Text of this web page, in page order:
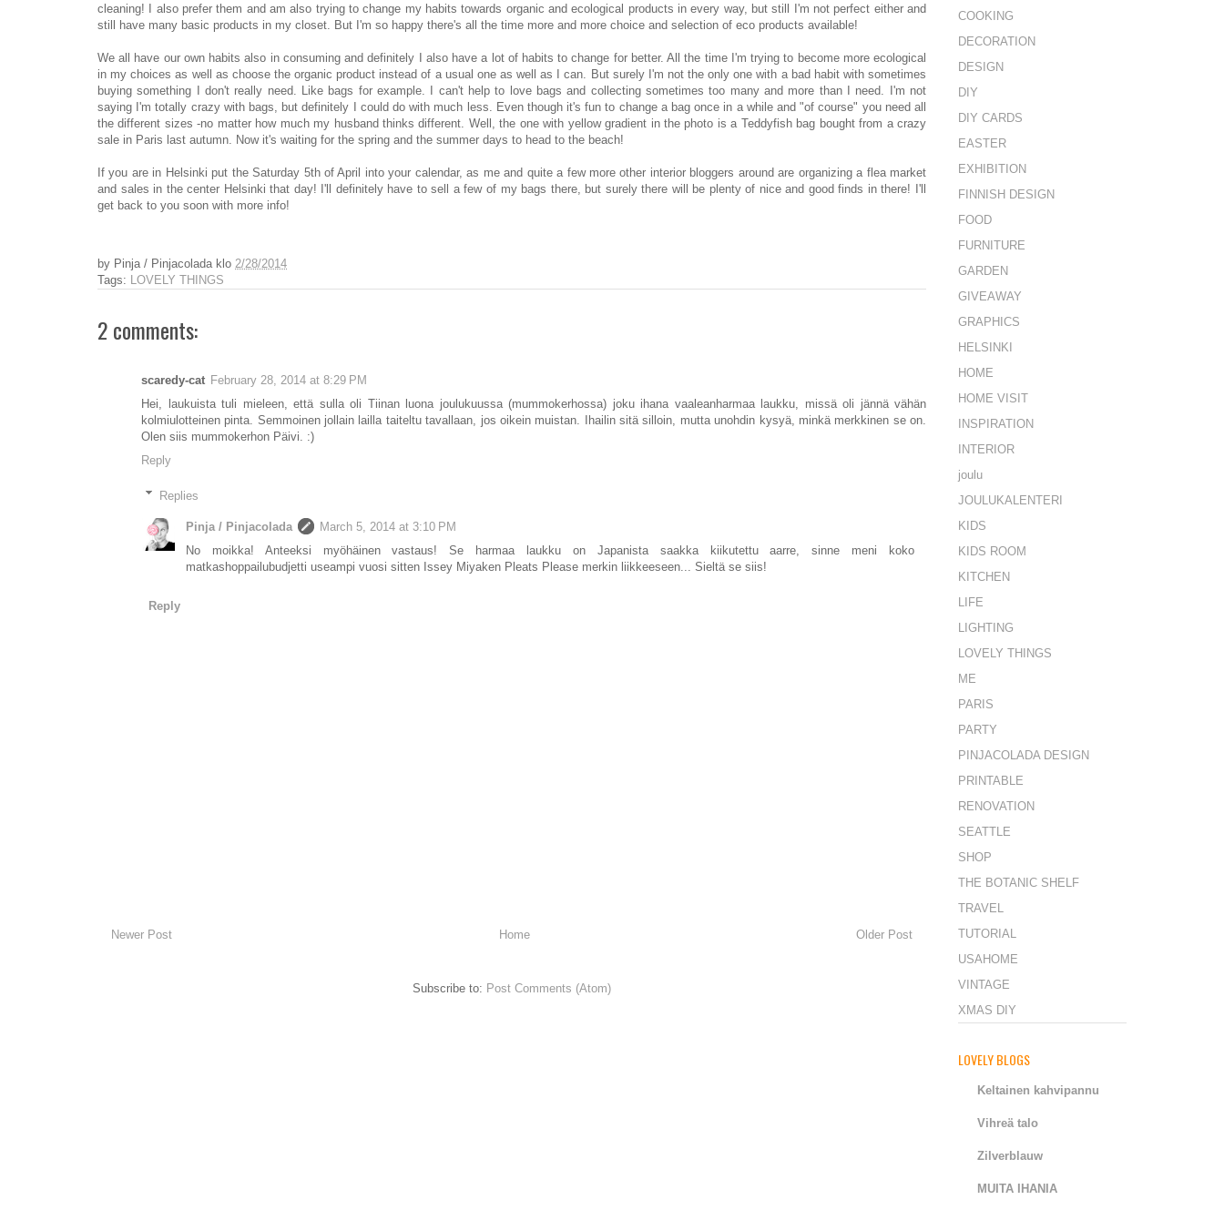
cleaning! I also prefer them and am also trying to change my habits towards organic and ecological products in every way, but still I'm not perfect either and
still have many basic products in my closet. But I'm so happy there's all the time more and more choice and selection of eco products available!
We all have our own habits also in consuming and definitely I also have a lot of habits to change for better. All the time I'm trying to become more ecological
in my choices as well as choose the organic product instead of a usual one as well as I can. But surely I'm not the only one with a bad habit with sometimes
buying something I don't really need. Like bags for example. I can't help to love bags and collecting sometimes too many and more than I need. I'm not
saying I'm totally crazy with bags, but definitely I could do with much less. Even though it's fun to change a bag once in a while and "of course" you need all
the different sizes -no matter how much my husband thinks different. Well, the one with yellow gradient in the photo is a Teddyfish bag bought from a crazy
sale in Paris last autumn. Now it's waiting for the spring and the summer days to head to the beach!
If you are in Helsinki put the Saturday 5th of April into your calendar, as me and quite a few more other interior bloggers around are organizing a flea market
and sales in the center Helsinki that day! I'll definitely have to sell a few of my bags there, but surely there will be plenty of nice and good finds in there! I'll
get back to you soon with more info!
by Pinja / Pinjacolada klo 2/28/2014
Tags: LOVELY THINGS
2 comments:
scaredy-cat February 28, 2014 at 8:29 PM
Hei, laukuista tuli mieleen, että sulla oli Tiinan luona joulukuussa (mummokerhossa) joku ihana vaaleanharmaa laukku, missä oli jännä vähän
kolmiulotteinen pinta. Semmoinen jollain lailla taiteltu tavallaan, jos oikein muistan. Ihailin sitä silloin, mutta unohdin kysyä, minkä merkkinen se on.
Olen siis mummokerhon Päivi. :)
Reply
Replies
Pinja / Pinjacolada
March 5, 2014 at 3:10 PM
No moikka! Anteeksi myöhäinen vastaus! Se harmaa laukku on Japanista saakka kiikutettu aarre, sinne meni koko
matkashoppailubudjetti useampi vuosi sitten Issey Miyaken Pleats Please merkin liikkeeseen... Sieltä se siis!
Reply
Newer Post Older Post
Home
Subscribe to: Post Comments (Atom)
COOKING
DECORATION
DESIGN
DIY
DIY CARDS
EASTER
EXHIBITION
FINNISH DESIGN
FOOD
FURNITURE
GARDEN
GIVEAWAY
GRAPHICS
HELSINKI
HOME
HOME VISIT
INSPIRATION
INTERIOR
joulu
JOULUKALENTERI
KIDS
KIDS ROOM
KITCHEN
LIFE
LIGHTING
LOVELY THINGS
ME
PARIS
PARTY
PINJACOLADA DESIGN
PRINTABLE
RENOVATION
SEATTLE
SHOP
THE BOTANIC SHELF
TRAVEL
TUTORIAL
USAHOME
VINTAGE
XMAS DIY
LOVELY BLOGS
Keltainen kahvipannu
Vihreä talo
Zilverblauw
MUITA IHANIA